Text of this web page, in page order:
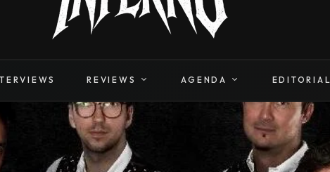
REVIEWS AGENDA EDITORIAL